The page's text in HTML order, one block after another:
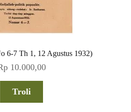
6-7 Th 1, 12 Agustus 1932)
10.000,00
Troli